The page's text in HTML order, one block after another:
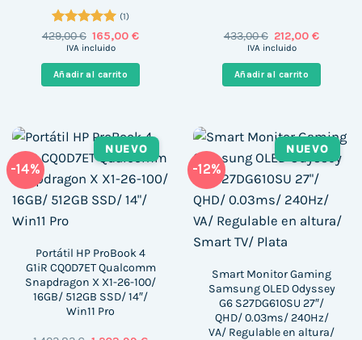
Valorado
con5de 5
(1)
429,00€ El
precio
era:
429,00 €.
165,00€El
es:
IVA incluido
Añadir al carrito
433,00€ El
precio
era:
433,00 €.
212,00€El
es:
IVA incluido
Añadir al carrito
-14%
NUEVO
Portátil HP ProBook 4
G1iR CQ0D7ET Qualcomm
Snapdragon X X1-26-100/
16GB/ 512GB SSD/ 14″/
Win11 Pro
-12%
NUEVO
Smart Monitor Gaming
Samsung OLED Odyssey
G6 S27DG610SU 27″/
QHD/ 0.03ms/ 240Hz/
VA/ Regulable en altura/